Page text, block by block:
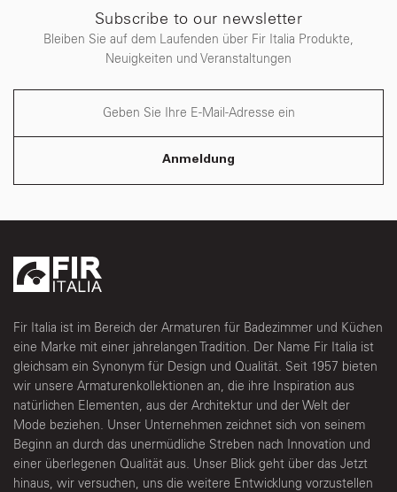
Subscribe to our newsletter
Bleiben Sie auf dem Laufenden über Fir Italia Produkte,
Neuigkeiten und Veranstaltungen
Anmeldung
Fir Italia ist im Bereich der Armaturen für Badezimmer und Küchen
eine Marke mit einer jahrelangen Tradition. Der Name Fir Italia ist
gleichsam ein Synonym für Design und Qualität. Seit 1957 bieten
wir unsere Armaturenkollektionen an, die ihre Inspiration aus
natürlichen Elementen, aus der Architektur und der Welt der
Mode beziehen. Unser Unternehmen zeichnet sich von seinem
Beginn an durch das unermüdliche Streben nach Innovation und
einer überlegenen Qualität aus. Unser Blick geht über das Jetzt
hinaus, wir versuchen, uns die weitere Entwicklung vorzustellen